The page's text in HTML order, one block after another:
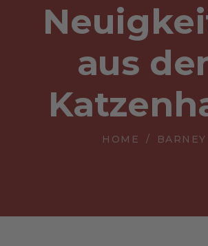
HOME BARNEY
aus